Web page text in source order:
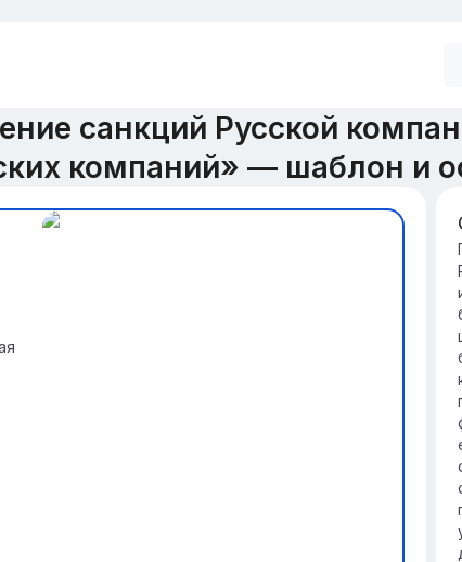
санкций Русской
компаний» — шаблон и